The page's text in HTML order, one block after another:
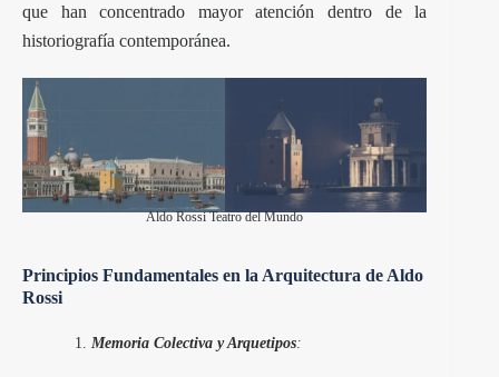
que han concentrado mayor atención dentro de la
historiografía contemporánea.
Aldo Rossi Teatro del Mundo
Principios Fundamentales en la Arquitectura de Aldo
Rossi
Memoria Colectiva y Arquetipos: